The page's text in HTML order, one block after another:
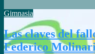
Gimnasia
Las claves del
Federico